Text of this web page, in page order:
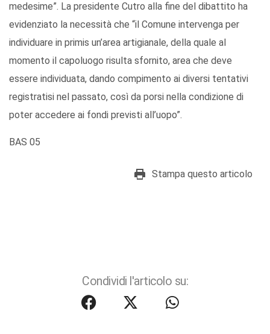
medesime”. La presidente Cutro alla fine del dibattito ha
evidenziato la necessità che “il Comune intervenga per
individuare in primis un’area artigianale, della quale al
momento il capoluogo risulta sfornito, area che deve
essere individuata, dando compimento ai diversi tentativi
registratisi nel passato, così da porsi nella condizione di
poter accedere ai fondi previsti all’uopo”.
BAS 05
Stampa questo articolo
Condividi l'articolo su: